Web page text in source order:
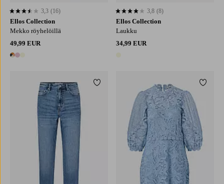
Ellos Collection
Mekko röyhelöillä
49,99 EUR
3 värejä
3,3 perustuen 16 arvosanaan
3,3 (16)
Ellos Collection
Laukku
34,99 EUR
3,8 perustuen 8 arvosanaan
3,8 (8)
Lisää suosikkeihin Lisää
LXL